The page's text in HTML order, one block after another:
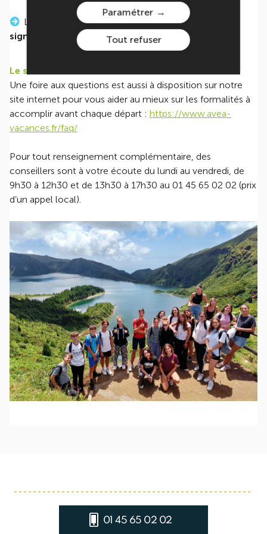
La photocopie du livret de famillesi le parent
signataire ne porte pas le même nom que l’enfant.
Le saviez-vous ?
Une foire aux questions est aussi à disposition sur notre
site internet pour vous aider au mieux sur les formalités à
accomplir avant chaque départ : https://www.avea-
vacances.fr/faq/
Pour tout renseignement complémentaire, des
conseillers sont à votre écoute du lundi au vendredi, de
9h30 à 12h30 et de 13h30 à 17h30 au 01 45 65 02 02 (prix
d’un appel local).
01 45 65 02 02
Paramétrer
Tout refuser